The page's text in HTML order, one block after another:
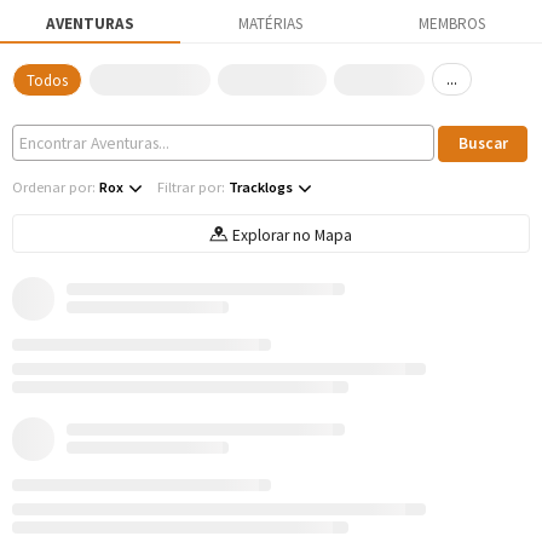
AVENTURAS MATÉRIAS MEMBROS
Todos ...
Ordenar por: Rox Filtrar por: Tracklogs
Explorar no Mapa